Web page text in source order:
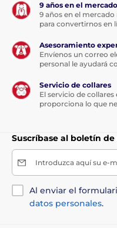
9 años en el mercado
9 años en el
para convertirnos en
Asesoramiento
Envíenos un correo
personal le ayudará
Servicio de collares
El servicio de
proporciona lo que
Suscríbase al boletín
Introduzca aquí su e-
Al enviar el
datos personales.